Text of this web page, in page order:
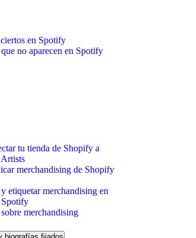
en Spotify
no aparecen en Spotify
tu tienda de Shopify a
merchandising de Shopify
etiquetar merchandising en
merchandising